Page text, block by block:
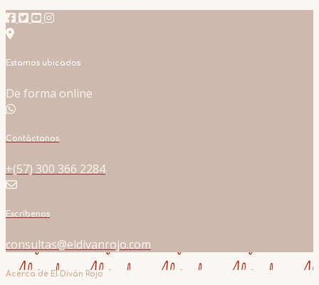
Estamos ubicados
De forma online
Contáctanos
+(57) 300 366 2284
Escríbenos
consultas@eldivanrojo.com
Acerca de El Diván Rojo